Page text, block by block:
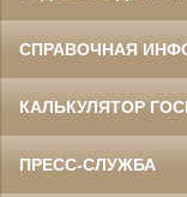
СПРАВОЧНАЯ
КАЛЬКУЛЯТОР
ПРЕСС-СЛУЖБА